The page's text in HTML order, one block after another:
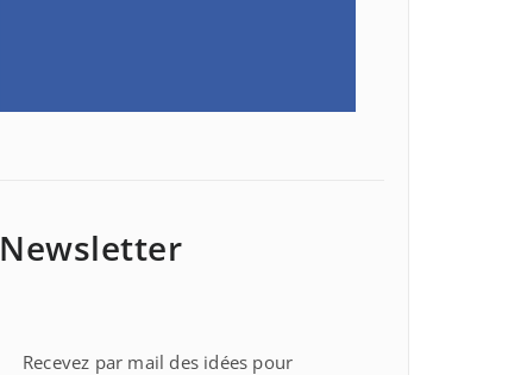
Newsletter
Recevez par mail des idées pour